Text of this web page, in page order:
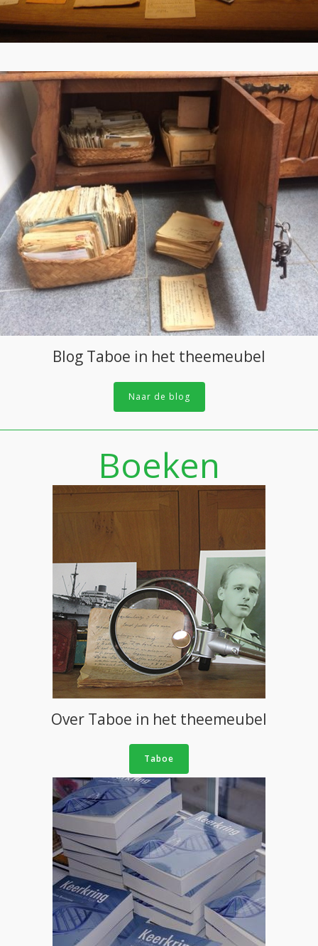
Blog Taboe in het theemeubel
Naar de blog
Boeken
Over Taboe in het theemeubel
Taboe